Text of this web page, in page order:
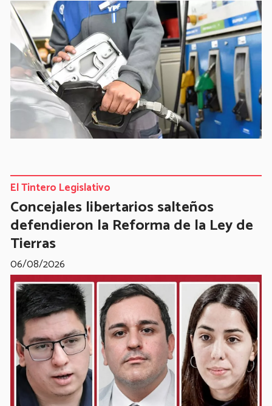
Concejales libertarios salteños
defendieron la Reforma de la Ley de
Tierras
El Tintero Legislativo
06/08/2026